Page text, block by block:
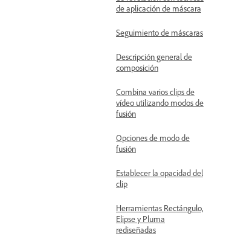
de aplicación de máscara
Seguimiento de máscaras
Descripción general de
composición
Combina varios clips de
vídeo utilizando modos de
fusión
Opciones de modo de
fusión
Establecer la opacidad del
clip
Herramientas Rectángulo,
Elipse y Pluma
rediseñadas